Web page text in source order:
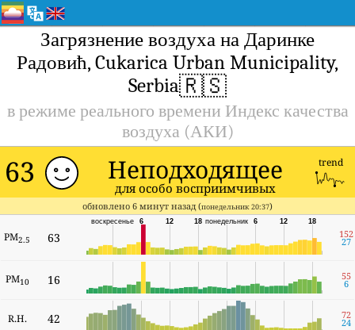
Загрязнение воздуха на Даринке
Радовић, Cukarica Urban Municipality,
Serbia🇷🇸
в режиме реального времени Индекс качества
воздуха (АКИ)
63 Неподходящее
для особо восприимчивых
trend
обновлено 6 минут назад (понедельник 20:37)
PM2.5 63
18
12
6
понедельник
18
12
6
воскресенье
152
27
PM10 16 55
6
R.H. 42 72
24